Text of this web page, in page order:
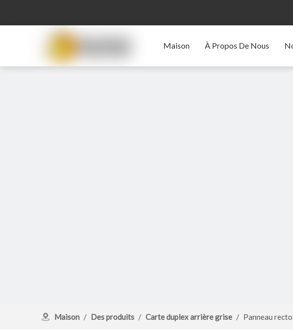
Maison À Propos De Nous
Maison / Des produits / Carte duplex arrière grise / Panneau